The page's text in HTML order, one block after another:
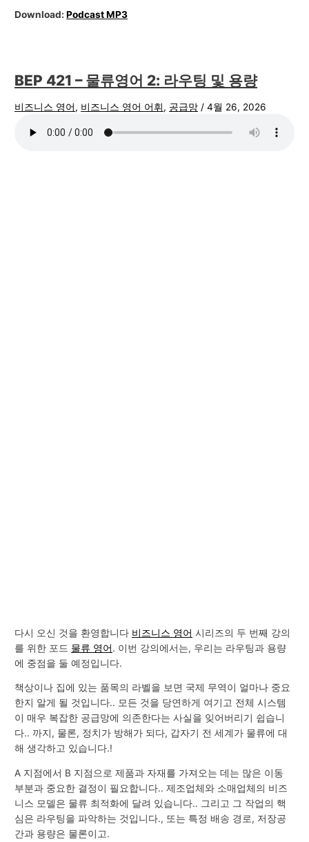
Download:Podcast MP3
BEP 421 – 물류영어 2: 라우팅 및 용량
비즈니스 영어, 비즈니스 영어 어휘, 공급망 /4월 26, 2026
다시 오신 것을 환영합니다 비즈니스 영어 시리즈의 두 번째 강의
를 위한 포드 물류 영어. 이번 강의에서는, 우리는 라우팅과 용량
에 중점을 둘 예정입니다.
책상이나 집에 있는 품목의 라벨을 보면 국제 무역이 얼마나 중요
한지 알게 될 것입니다.. 모든 것을 당연하게 여기고 전체 시스템
이 매우 복잡한 공급망에 의존한다는 사실을 잊어버리기 쉽습니
다.. 까지, 물론, 정치가 방해가 되다, 갑자기 전 세계가 물류에 대
해 생각하고 있습니다.!
A 지점에서 B 지점으로 제품과 자재를 가져오는 데는 많은 이동
부분과 중요한 결정이 필요합니다.. 제조업체와 소매업체의 비즈
니스 모델은 물류 최적화에 달려 있습니다.. 그리고 그 작업의 핵
심은 라우팅을 파악하는 것입니다., 또는 특정 배송 경로, 저장공
간과 용량은 물론이고.